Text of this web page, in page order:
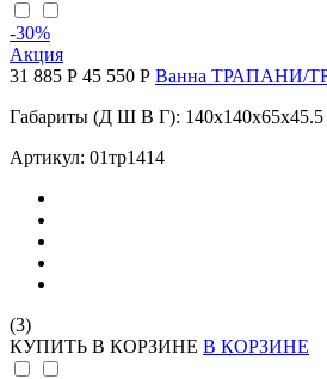
-30%
Акция
31 885 Р 45 550 Р Ванна ТРАПАНИ/
Габариты (Д Ш В Г): 140x140x65x45.5
Артикул: 01тр1414
(3)
КУПИТЬ В КОРЗИНЕ В КОРЗИНЕ